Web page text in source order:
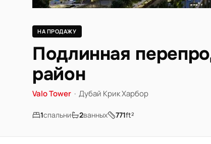
НА ПРОДАЖУ
Подлинная
район
Valo Tower · Дубай Крик Харбор
1спальни 2ванных 771ft²